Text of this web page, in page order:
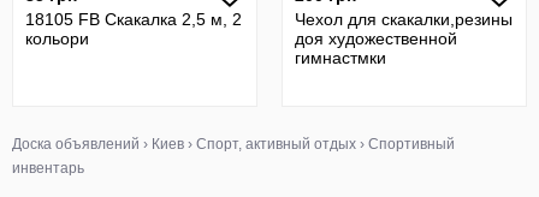
18105 FB Скакалка 2,5 м, 2
кольори
Чехол для скакалки,резины
доя художественной
гимнастмки
Доска объявлений › Киев › Спорт, активный отдых › Спортивный
инвентарь